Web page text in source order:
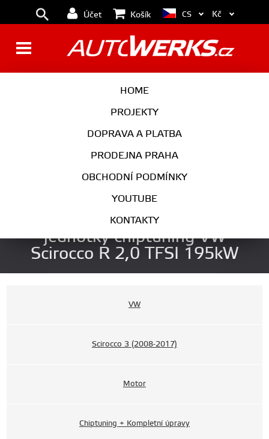
Účet Košík
HOME
PROJEKTY
DOPRAVA A PLATBA
PRODEJNA PRAHA
OBCHODNÍ PODMÍNKY
YOUTUBE
KONTAKTY
CS Kč
PODVOZEK
VÝFUK
INTERIÉR
AUTOKOSMETIKA
APR TTE420 úprava řídící
jednotky chiptuning VW
Scirocco R 2,0 TFSI 195kW
VW
Scirocco 3 (2008-2017)
Motor
Chiptuning + Kompletní úpravy